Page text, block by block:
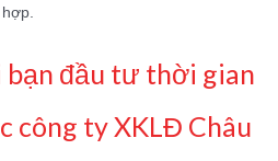
đầu tư thời gian
công ty XKLĐ Châu